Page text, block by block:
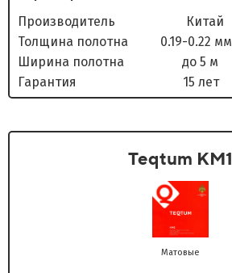
Производитель Китай
Толщина полотна 0.19-0.22 мм
Ширина полотна до 5 м
Гарантия 15 лет
Teqtum KM1
Матовые